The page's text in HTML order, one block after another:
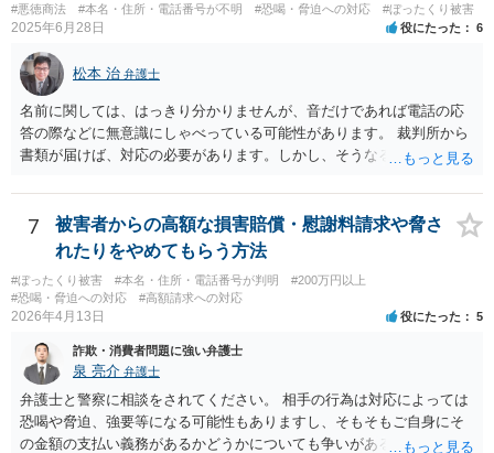
#悪徳商法 #本名・住所・電話番号が不明 #恐喝・脅迫への対応 #ぼったくり被害
2025年6月28日 役にたった 6
松本 治 弁護士
名前に関しては、はっきり分かりませんが、音だけであれば電話の応
答の際などに無意識にしゃべっている可能性があります。 裁判所から
書類が届けば、対応の必要があります。しかし、そうなる前は、匿名A
の犯罪集団に情報が回る危険もありますので、払わない方がいいでし
ょう。
7
被害者からの高額な損害賠償・慰謝料請求や脅さ
れたりをやめてもらう方法
#ぼったくり被害 #本名・住所・電話番号が判明
#200万円以上
#恐喝・脅迫への対応
#高額請求への対応
2026年4月13日 役にたった 5
詐欺・消費者問題に強い弁護士
泉 亮介 弁護士
弁護士と警察に相談をされてください。 相手の行為は対応によっては
恐喝や脅迫、強要等になる可能性もありますし、そもそもご自身にそ
の金額の支払い義務があるかどうかについても争いがあるでしょう。